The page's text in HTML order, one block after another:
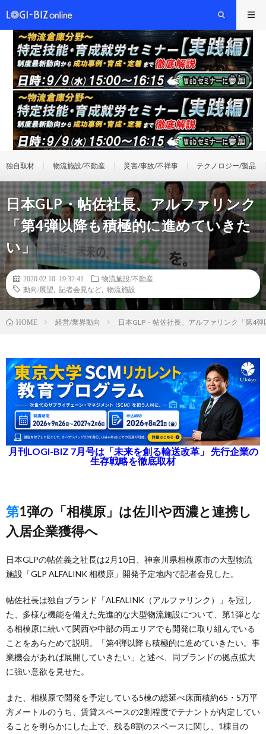
独自取材 物流施設/不動産 災害/事故/不祥事 テクノロジー/製品
日本GLP・帖佐社長、アルファリンク
「第4弾以降も積極的に進めていきた
い」
2020.02.10 19:32:41
物流施設/不動産
動向/展望
記者会見など 物流施設
HOME 経営/業界動向 日本GLP・帖佐社長、アルファリンク「第4
月刊LOGI-BIZ 7月号は「未来を創る輸送改革」 先行企業の
生存戦略を徹底取材
第1弾の「相模原」は佐川や西濃と連携し
入居企業獲得へ
日本GLPの帖佐義之社長は2月10日、神奈川県相模原市の大型物流
施設「GLP ALFALINK 相模原」開発予定地内で記者会見した。
帖佐社長は独自ブランド「ALFALINK（アルファリンク）」を冠し
た、多様な機能を備えた先進的な大型物流施設について、第1弾とな
る相模原に続いて関西や中部の両エリアでも開発に取り組んでいる
ことをあらためて説明。「第4弾以降も積極的に進めていきたい。事
業機会があれば展開していきたい」と述べ、同ブランドの拠点拡大
に強い意欲を見せた。
また、相模原で開発を予定している5棟の総延べ床面積約65・5万平
方メートルのうち、賃貸スペースの2割程度でテナントが内定してい
ることを明らかにした上で、残る8割のスペースに関し、1棟目の